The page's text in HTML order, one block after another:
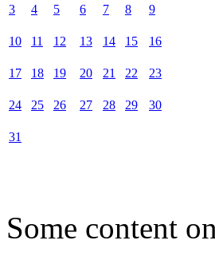
3 4 5 6 7 8 9
10 11 12 13 14 15 16
17 18 19 20 21 22 23
24 25 26 27 28 29 30
31
Some content